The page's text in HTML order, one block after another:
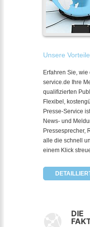
Unsere
Erfahren Sie,
service.de Ihre
qualifizierten
Flexibel,
Presse-Service
News- und
Pressesprecher,
alle die schnell
einem Klick
DIE